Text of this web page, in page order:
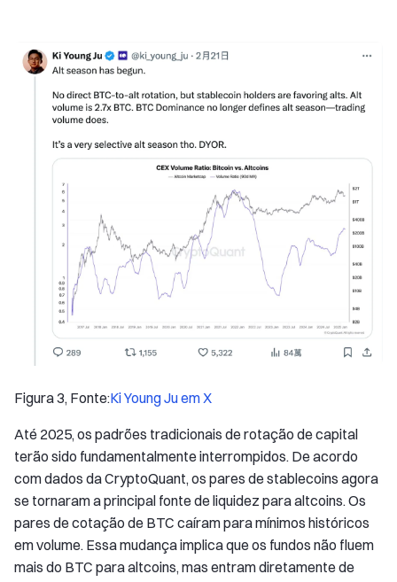
Figura 3, Fonte:Ki Young Ju em X
Até 2025, os padrões tradicionais de rotação de capital
terão sido fundamentalmente interrompidos. De acordo
com dados da CryptoQuant, os pares de stablecoins agora
se tornaram a principal fonte de liquidez para altcoins. Os
pares de cotação de BTC caíram para mínimos históricos
em volume. Essa mudança implica que os fundos não fluem
mais do BTC para altcoins, mas entram diretamente de